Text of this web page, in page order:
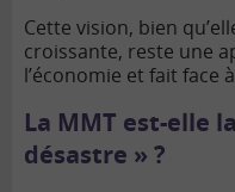
Cette vision, bien
croissante, reste une
l’économie et fait face
La MMT est-elle
désastre » ?